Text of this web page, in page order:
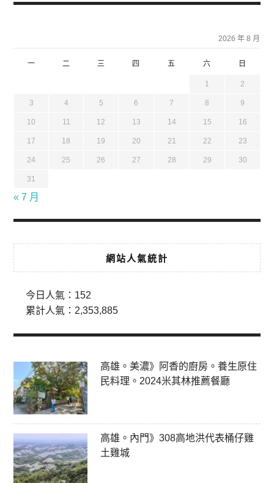
2026 年 8 月
一 二 三 四 五 六 日
1 2
3 4 5 6 7 8 9
10 11 12 13 14 15 16
17 18 19 20 21 22 23
24 25 26 27 28 29 30
31
« 7 月
網站人氣統計
今日人氣： 152
累計人氣： 2,353,885
高雄。美濃》阿香的廚房。養生原住
民料理。2024米其林推薦餐廳
高雄。內門》308高地洪代表桶仔雞
土雞城